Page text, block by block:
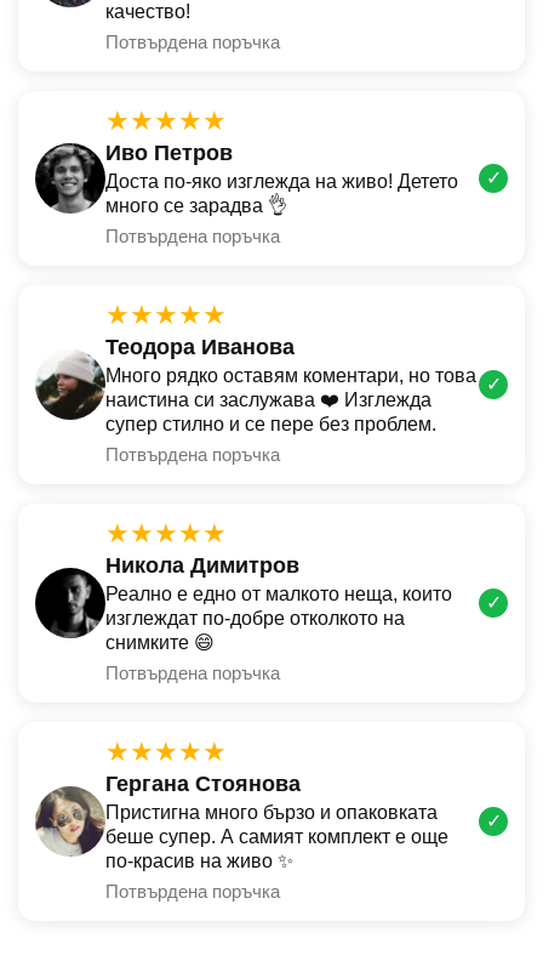
качество!
Потвърдена поръчка
★★★★★
Иво Петров
Доста по-яко изглежда на живо! Детето
много се зарадва 👌
Потвърдена поръчка
✓
★★★★★
Теодора Иванова
Много рядко оставям коментари, но това
наистина си заслужава ❤️ Изглежда
супер стилно и се пере без проблем.
Потвърдена поръчка
✓
★★★★★
Никола Димитров
Реално е едно от малкото неща, които
изглеждат по-добре отколкото на
снимките 😄
Потвърдена поръчка
✓
★★★★★
Гергана Стоянова
Пристигна много бързо и опаковката
беше супер. А самият комплект е още
по-красив на живо ✨
Потвърдена поръчка
✓